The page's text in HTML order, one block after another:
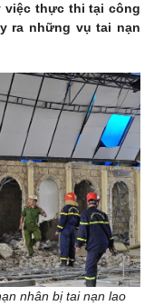
việc thực thi tại công
ra những vụ tai nạn
nhân bị tai nạn lao